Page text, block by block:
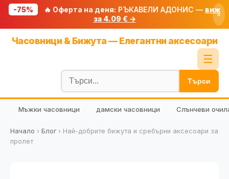
-75% 🔥 Оферта на деня: РЪКАВЕЛИ АДОНИС — виж
за 4.09 € →
×
Часовници & Бижута — Елегантни аксесоари
☰
Блог
🧮 Калкулатори
🔍 Намери продукт
🎁 Подарък
Търси
Мъжки часовници дамски часовници Слънчеви
Начало › Блог› Най-добрите бижута и сребърни аксесоари за
пролет